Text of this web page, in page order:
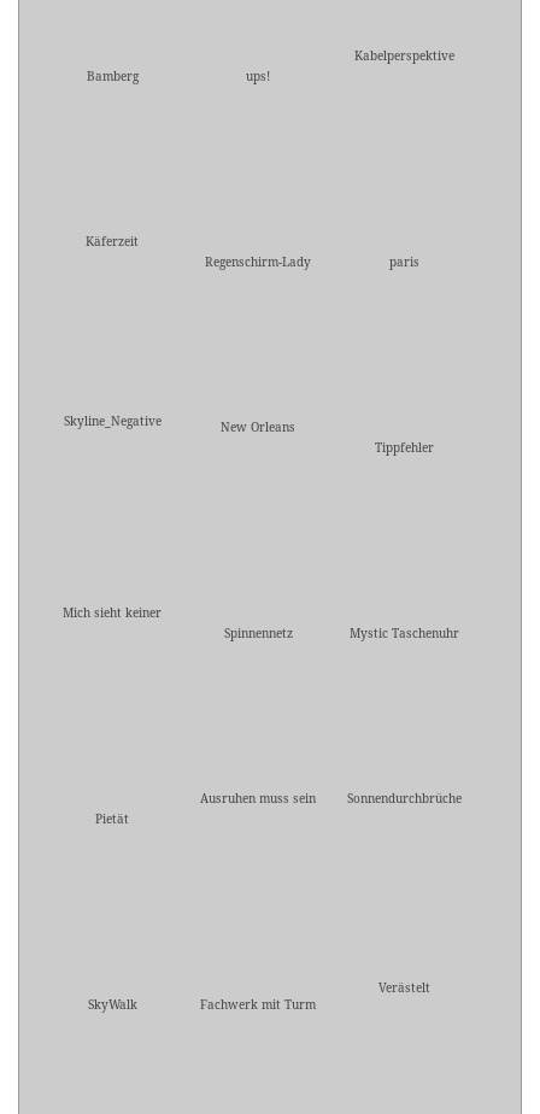
Bamberg ups!
Kabelperspektive
Käferzeit
Regenschirm-Lady
paris
Skyline_Negative
New Orleans
Tippfehler
Mich sieht keiner
Spinnennetz
Mystic Taschenuhr
Pietät
Ausruhen muss sein Sonnendurchbrüche
SkyWalk Fachwerk mit Turm
Verästelt